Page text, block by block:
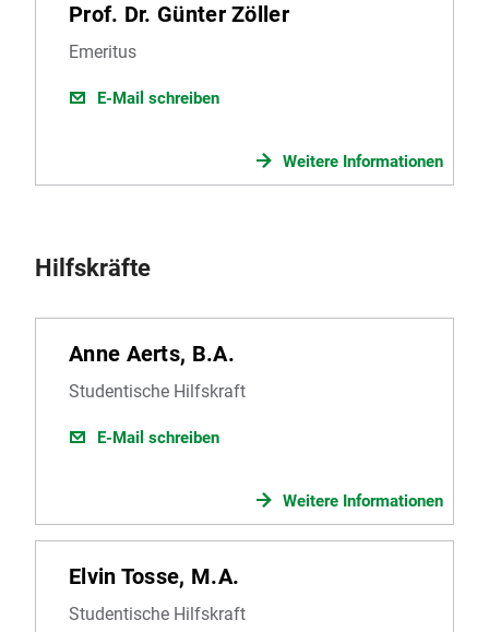
Prof. Dr. Günter Zöller
Emeritus
E-Mail schreiben
Weitere Informationen
Hilfskräfte
Anne Aerts, B.A.
Studentische Hilfskraft
E-Mail schreiben
Weitere Informationen
Elvin Tosse, M.A.
Studentische Hilfskraft